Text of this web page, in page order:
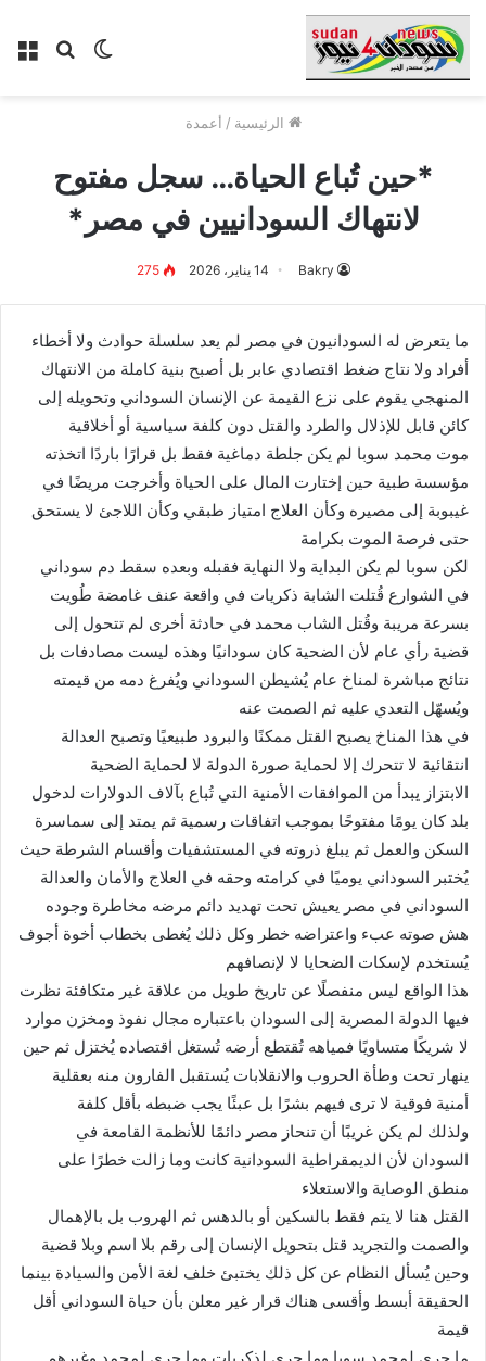
بحث الوضع
الرئيسية / أعمدة
*حين تُباع الحياة… سجل مفتوح
لانتهاك السودانيين في مصر*
Bakry 14 يناير، 2026 275
ما يتعرض له السودانيون في مصر لم يعد سلسلة حوادث ولا أخطاء
أفراد ولا نتاج ضغط اقتصادي عابر بل أصبح بنية كاملة من الانتهاك
المنهجي يقوم على نزع القيمة عن الإنسان السوداني وتحويله إلى
كائن قابل للإذلال والطرد والقتل دون كلفة سياسية أو أخلاقية
موت محمد سوبا لم يكن جلطة دماغية فقط بل قرارًا باردًا اتخذته
مؤسسة طبية حين إختارت المال على الحياة وأخرجت مريضًا في
غيبوبة إلى مصيره وكأن العلاج امتياز طبقي وكأن اللاجئ لا يستحق
حتى فرصة الموت بكرامة
لكن سوبا لم يكن البداية ولا النهاية فقبله وبعده سقط دم سوداني
في الشوارع قُتلت الشابة ذكريات في واقعة عنف غامضة طُويت
بسرعة مريبة وقُتل الشاب محمد في حادثة أخرى لم تتحول إلى
قضية رأي عام لأن الضحية كان سودانيًا وهذه ليست مصادفات بل
نتائج مباشرة لمناخ عام يُشيطن السوداني ويُفرغ دمه من قيمته
ويُسهّل التعدي عليه ثم الصمت عنه
في هذا المناخ يصبح القتل ممكنًا والبرود طبيعيًا وتصبح العدالة
انتقائية لا تتحرك إلا لحماية صورة الدولة لا لحماية الضحية
الابتزاز يبدأ من الموافقات الأمنية التي تُباع بآلاف الدولارات لدخول
بلد كان يومًا مفتوحًا بموجب اتفاقات رسمية ثم يمتد إلى سماسرة
السكن والعمل ثم يبلغ ذروته في المستشفيات وأقسام الشرطة حيث
يُختبر السوداني يوميًا في كرامته وحقه في العلاج والأمان والعدالة
السوداني في مصر يعيش تحت تهديد دائم مرضه مخاطرة وجوده
هش صوته عبء واعتراضه خطر وكل ذلك يُغطى بخطاب أخوة أجوف
يُستخدم لإسكات الضحايا لا لإنصافهم
هذا الواقع ليس منفصلًا عن تاريخ طويل من علاقة غير متكافئة نظرت
فيها الدولة المصرية إلى السودان باعتباره مجال نفوذ ومخزن موارد
لا شريكًا متساويًا فمياهه تُقتطع أرضه تُستغل اقتصاده يُختزل ثم حين
ينهار تحت وطأة الحروب والانقلابات يُستقبل الفارون منه بعقلية
أمنية فوقية لا ترى فيهم بشرًا بل عبئًا يجب ضبطه بأقل كلفة
ولذلك لم يكن غريبًا أن تنحاز مصر دائمًا للأنظمة القامعة في
السودان لأن الديمقراطية السودانية كانت وما زالت خطرًا على
منطق الوصاية والاستعلاء
القتل هنا لا يتم فقط بالسكين أو بالدهس ثم الهروب بل بالإهمال
والصمت والتجريد قتل بتحويل الإنسان إلى رقم بلا اسم وبلا قضية
وحين يُسأل النظام عن كل ذلك يختبئ خلف لغة الأمن والسيادة بينما
الحقيقة أبسط وأقسى هناك قرار غير معلن بأن حياة السوداني أقل
قيمة